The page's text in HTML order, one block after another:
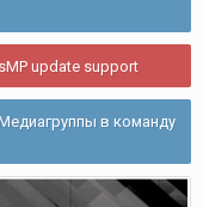
update support
в команду